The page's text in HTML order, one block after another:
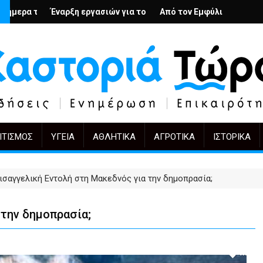
– Ο Άρμιν Βέγκνερ απέναντι στη λήθη
εργασιών για το Κέντρο Ημέρας Ολικής Φροντίδας στην
Από τον Εμφύλιο στην Πόλωση: το ίδιο
KIFF 51: Η
ΥΓΕΊΑ ΑΘΛΗΤΙΚΆ ΑΓΡΟΤΙΚΆ ΙΣΤΟΡΙΚΆ
Εντολή στη Μακεδνός για την δημοπρασία;
δημοπρασία;